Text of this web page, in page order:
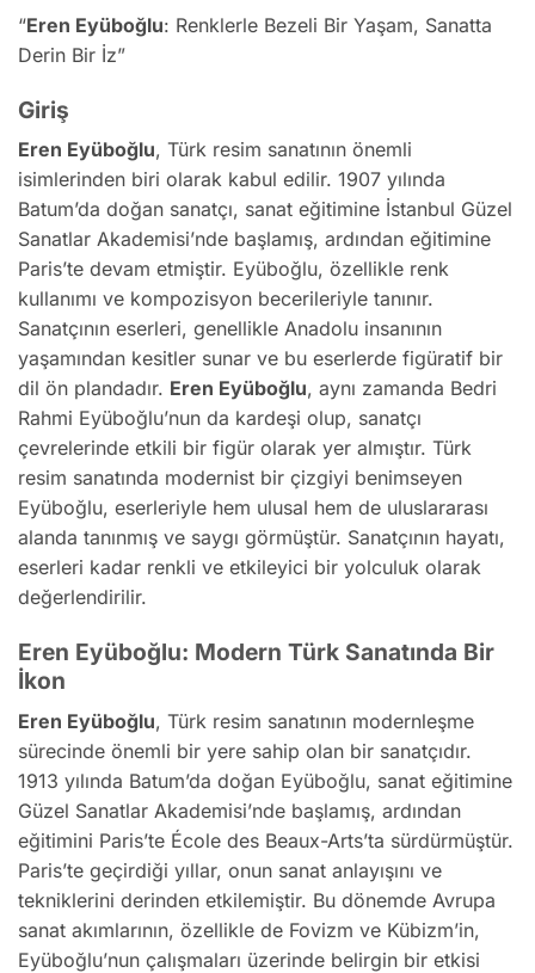
“Eren Eyüboğlu: Renklerle Bezeli Bir Yaşam, Sanatta
Derin Bir İz”
Giriş
Eren Eyüboğlu, Türk resim sanatının önemli
isimlerinden biri olarak kabul edilir. 1907 yılında
Batum’da doğan sanatçı, sanat eğitimine İstanbul Güzel
Sanatlar Akademisi’nde başlamış, ardından eğitimine
Paris’te devam etmiştir. Eyüboğlu, özellikle renk
kullanımı ve kompozisyon becerileriyle tanınır.
Sanatçının eserleri, genellikle Anadolu insanının
yaşamından kesitler sunar ve bu eserlerde figüratif bir
dil ön plandadır. Eren Eyüboğlu, aynı zamanda Bedri
Rahmi Eyüboğlu’nun da kardeşi olup, sanatçı
çevrelerinde etkili bir figür olarak yer almıştır. Türk
resim sanatında modernist bir çizgiyi benimseyen
Eyüboğlu, eserleriyle hem ulusal hem de uluslararası
alanda tanınmış ve saygı görmüştür. Sanatçının hayatı,
eserleri kadar renkli ve etkileyici bir yolculuk olarak
değerlendirilir.
Eren Eyüboğlu: Modern Türk Sanatında Bir
İkon
Eren Eyüboğlu, Türk resim sanatının modernleşme
sürecinde önemli bir yere sahip olan bir sanatçıdır.
1913 yılında Batum’da doğan Eyüboğlu, sanat eğitimine
Güzel Sanatlar Akademisi’nde başlamış, ardından
eğitimini Paris’te École des Beaux-Arts’ta sürdürmüştür.
Paris’te geçirdiği yıllar, onun sanat anlayışını ve
tekniklerini derinden etkilemiştir. Bu dönemde Avrupa
sanat akımlarının, özellikle de Fovizm ve Kübizm’in,
Eyüboğlu’nun çalışmaları üzerinde belirgin bir etkisi